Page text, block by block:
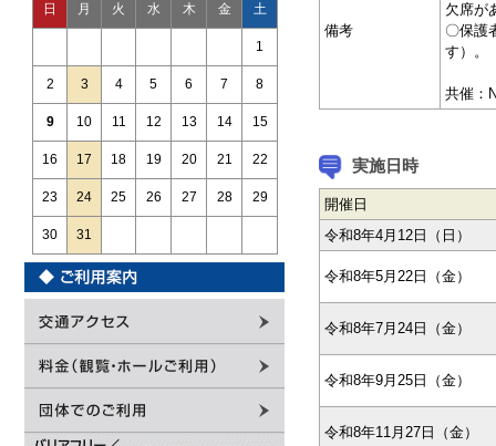
日 月 火 水 木 金 土
1
2 3 4 5 6 7 8
9 10 11 12 13 14 15
16 17 18 19 20 21 22
23 24 25 26 27 28 29
30 31
備考
欠席が
〇保護
す）。
共催：
実施日時
開催日
令和8年4月12日（日）
令和8年5月22日（金）
令和8年7月24日（金）
令和8年9月25日（金）
令和8年11月27日（金）